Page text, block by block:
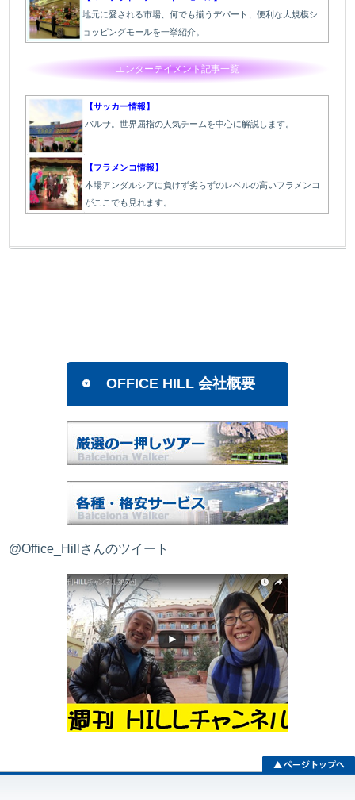
地元に愛される市場、何でも揃うデパート、便利な大規模シ
ョッピングモールを一挙紹介。
エンターテイメント記事一覧
【サッカー情報】
バルサ。世界屈指の人気チームを中心に解説します。
【フラメンコ情報】
本場アンダルシアに負けず劣らずのレベルの高いフラメンコ
がここでも見れます。
OFFICE HILL 会社概要
@Office_Hillさんのツイート